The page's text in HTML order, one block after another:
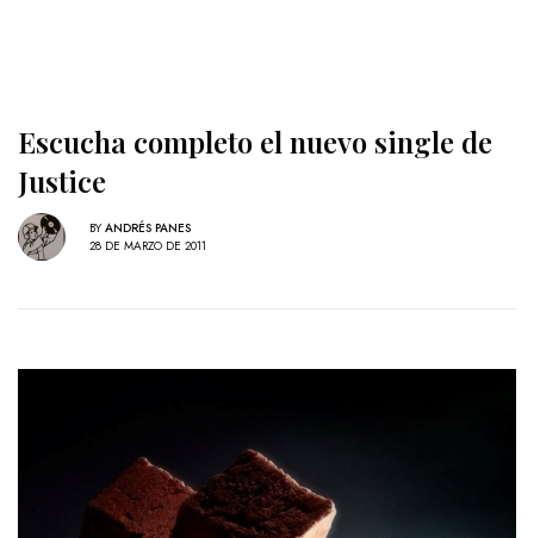
Escucha completo el nuevo single de
Justice
BY ANDRÉS PANES
28 DE MARZO DE 2011